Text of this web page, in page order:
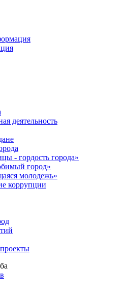
деятельность
- гордость города»
город»
молодежь»
коррупции